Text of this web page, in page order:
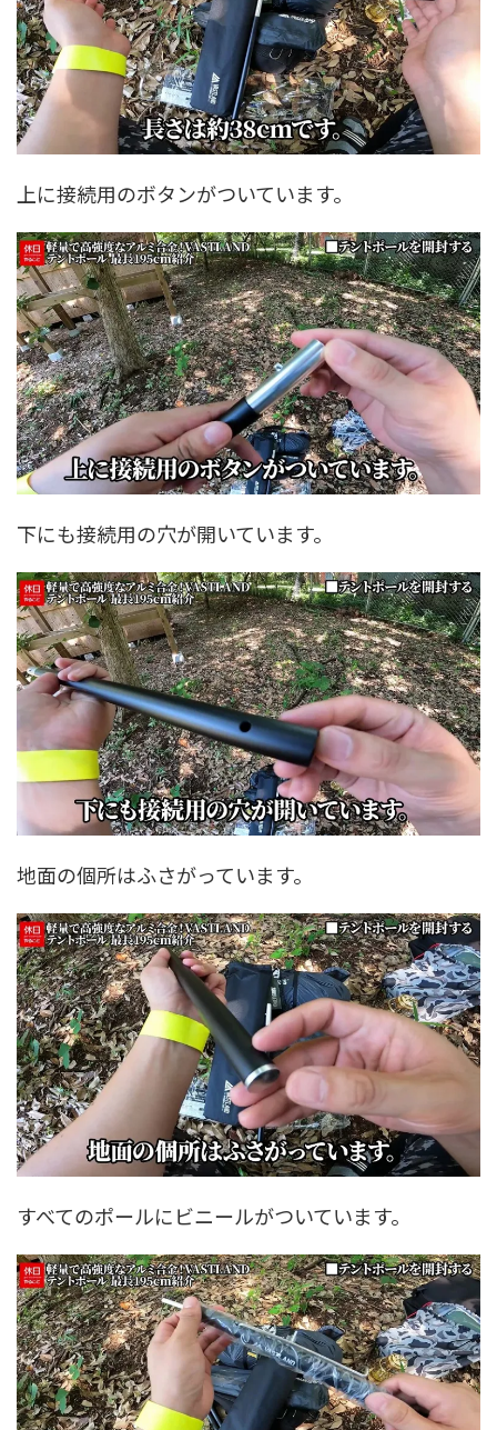
上に接続用のボタンがついています。
下にも接続用の穴が開いています。
地面の個所はふさがっています。
すべてのポールにビニールがついています。